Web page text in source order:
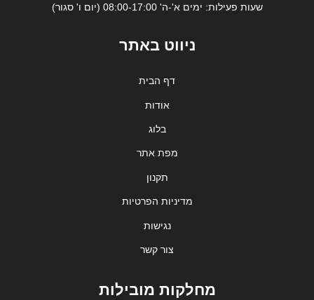
שעות פעילות: ימים א'-ה' 08:00-17:00 (יום ו' סגור)
ניווט באתר
דף הבית
אודות
בלוג
מפת אתר
תקנון
מדיניות הפרטיות
נגישות
צור קשר
מחלקות מובילות